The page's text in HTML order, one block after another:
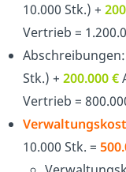
10.000 Stk.) +
Vertrieb =
Abschreibungen:
Stk.) +200.000 €
Vertrieb =
10.000 Stk. =